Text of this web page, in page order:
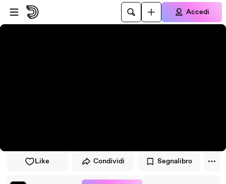
Vai al lettore
Passa al contenuto principale
Accedi
Like Condividi Segnalibro